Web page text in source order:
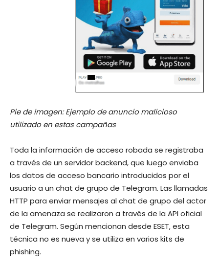
Pie de imagen: Ejemplo de anuncio malicioso
utilizado en estas campañas
Toda la información de acceso robada se registraba
a través de un servidor backend, que luego enviaba
los datos de acceso bancario introducidos por el
usuario a un chat de grupo de Telegram. Las llamadas
HTTP para enviar mensajes al chat de grupo del actor
de la amenaza se realizaron a través de la API oficial
de Telegram. Según mencionan desde ESET, esta
técnica no es nueva y se utiliza en varios kits de
phishing.